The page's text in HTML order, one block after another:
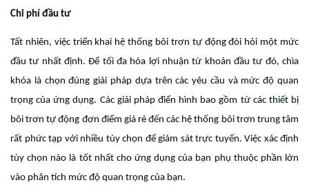
Chi phí đầu tư
Tất nhiên, việc triển khai hệ thống bôi trơn tự động đòi hỏi một mức
đầu tư nhất định. Để tối đa hóa lợi nhuận từ khoản đầu tư đó, chìa
khóa là chọn đúng giải pháp dựa trên các yêu cầu và mức độ quan
trọng của ứng dụng. Các giải pháp điển hình bao gồm từ các thiết bị
bôi trơn tự động đơn điểm giá rẻ đến các hệ thống bôi trơn trung tâm
rất phức tạp với nhiều tùy chọn để giám sát trực tuyến. Việc xác định
tùy chọn nào là tốt nhất cho ứng dụng của bạn phụ thuộc phần lớn
vào phân tích mức độ quan trọng của bạn.